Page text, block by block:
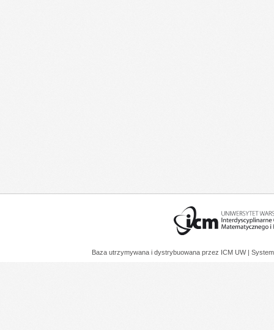
Baza utrzymywana i dystrybuowana przez ICM UW |